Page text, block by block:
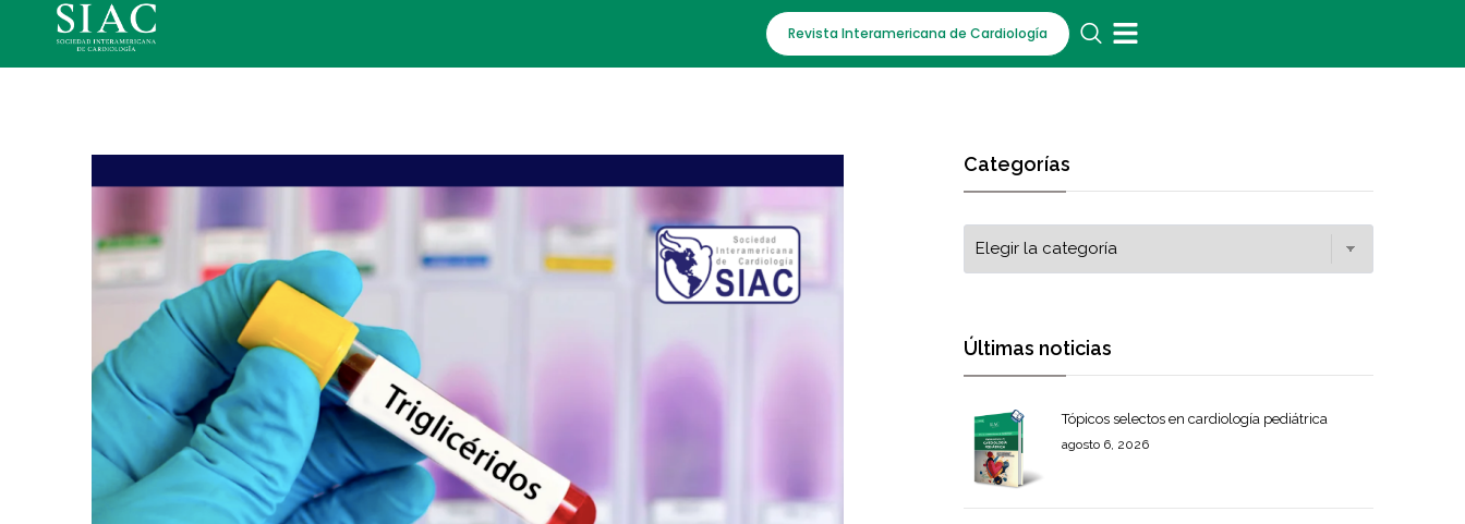
Revista Interamericana de Cardiología
Categorías
Últimas noticias
Tópicos selectos en cardiología pediátrica
agosto 6, 2026